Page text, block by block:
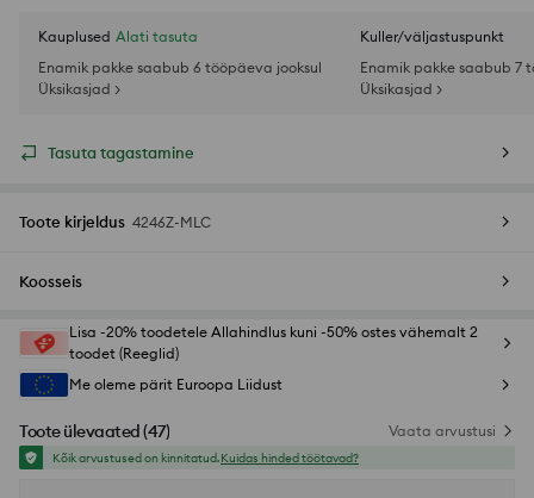
Kauplused Alati tasuta
Enamik pakke saabub 6 tööpäeva jooksul
Üksikasjad >
Kuller/väljastuspunkt
Enamik pakke saabub 7
Üksikasjad >
Tasuta tagastamine
Toote kirjeldus 4246Z-MLC
Koosseis
Lisa -20% toodetele Allahindlus kuni -50% ostes vähemalt 2
toodet (Reeglid)
Me oleme pärit Euroopa Liidust
Toote ülevaated (47) Vaata arvustusi
Kõik arvustused on kinnitatud.Kuidas hinded töötavad?